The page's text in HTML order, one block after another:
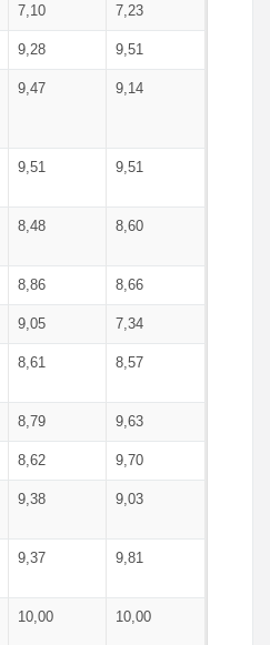
7,10 7,23
9,28 9,51
9,47 9,14
9,51 9,51
8,48 8,60
8,86 8,66
9,05 7,34
8,61 8,57
8,79 9,63
8,62 9,70
9,38 9,03
9,37 9,81
10,00 10,00